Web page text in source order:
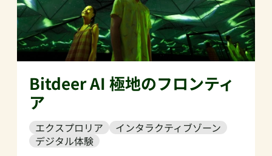
Bitdeer AI 極地のフロンティ
ア
エクスプロリア
インタラクティブゾーン
デジタル体験